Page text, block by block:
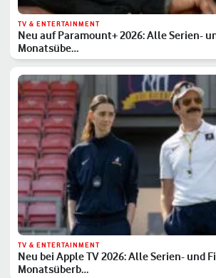
TV & ENTERTAINMENT
Neu auf Paramount+ 2026: Alle Serien-
Monatsübe…
TV & ENTERTAINMENT
Neu bei Apple TV 2026: Alle Serien- und
Monatsüberb…